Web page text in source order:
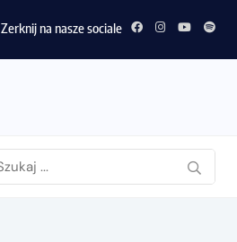
Zerknij na nasze sociale